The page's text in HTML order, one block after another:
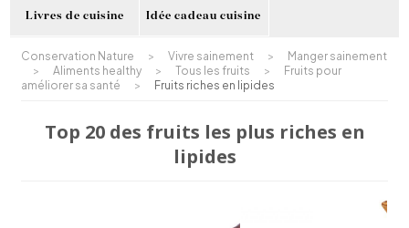
Livres de cuisine Idée cadeau cuisine
Conservation Nature > Vivre sainement >
Manger sainement
>
Aliments healthy > Tous les fruits >
Fruits pour
améliorer sa santé
> Fruits riches en lipides
Top 20 des fruits les plus riches en
lipides